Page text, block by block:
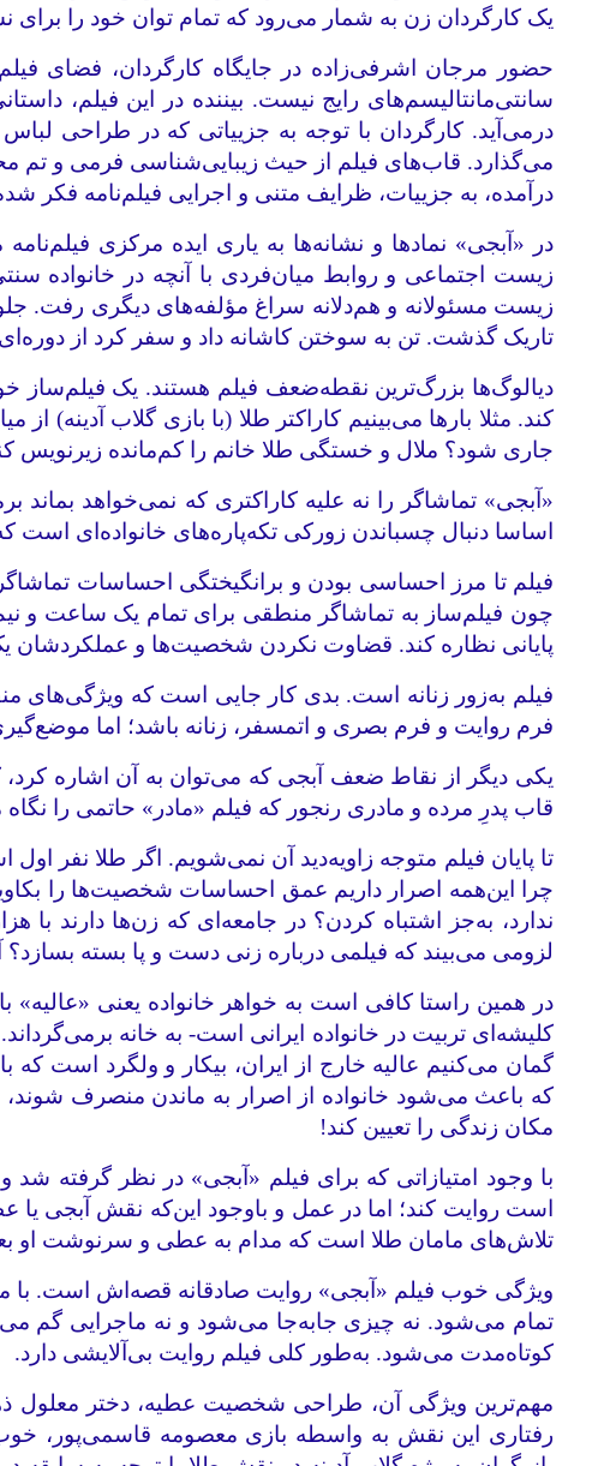
یک کارگردان زن به شمار می‌رود که تمام توان خود را برای
حضور مرجان اشرفی‌زاده در جایگاه کارگردان، فضای فیلم
سانتی‌مانتالیسم‌های رایج نیست. بیننده در این فیلم،
درمی‌آید. کارگردان با توجه به جزییاتی که در طراحی
می‌گذارد. قاب‌های فیلم از حیث زیبایی‌شناسی فرمی و تم
درآمده، به جزییات، ظرایف متنی و اجرایی فیلم‌نامه
در «آبجی» نمادها و نشانه‌ها به یاری ایده‌ مرکزی
زیست اجتماعی و روابط میان‌فردی با آنچه در خانواده‌
زیست مسئولانه و هم‌دلانه سراغ مؤلفه‌های دیگری رفت.
تاریک گذشت. تن به سوختن کاشانه داد و سفر کرد از
دیالوگ‌‌ها بزرگ‌ترین نقطه‌ضعف فیلم هستند. یک فیلم‌ساز
کند. مثلا بارها می‌بینیم کاراکتر طلا (با بازی گلاب
جاری شود؟ ملال و خستگی طلا خانم را کم‌مانده زیرنویس
«آبجی» تماشاگر را نه علیه کاراکتری که نمی‌خواهد
اساسا دنبال چسباندن زورکی تکه‌پاره‌های خانواده‌ای است
فیلم تا مرز احساسی بودن و برانگیختگی احساسات
چون فیلم‌ساز به تماشاگر منطقی برای تمام یک ساعت و
پایانی نظاره کند. قضاوت نکردن شخصیت‌ها و عملکردشان
فیلم به‌زور زنانه است. بدی کار جایی است که ویژگی‌های
فرم روایت و فرم بصری و اتمسفر، زنانه باشد؛ اما
یکی دیگر از نقاط ضعف آبجی که می‌توان به آن اشاره
قاب پدرِ مرده و مادری رنجور که فیلم «مادر» حاتمی را
تا پایان فیلم متوجه زاویه‌دید آن نمی‌شویم. اگر طلا نفر
چرا این‌همه اصرار داریم عمق احساسات شخصیت‌ها را
ندارد، به‌جز اشتباه کردن؟ در جامعه‌ای که زن‌ها دارند
لزومی می‌بیند که فیلمی درباره زنی دست و پا بسته بسازد؟
در همین راستا کافی است به خواهر خانواده یعنی «عالیه»
کلیشه‌ای تربیت در خانواده ایرانی است- به خانه
گمان می‌کنیم عالیه خارج از ایران، بیکار و ولگرد است
که باعث می‌شود خانواده از اصرار به ماندن منصرف
مکان زندگی را تعیین کند!
با وجود امتیازاتی که برای فیلم «آبجی» در نظر گرفته شد و
است روایت کند؛ اما در عمل و باوجود این‌که نقش آبجی
تلاش‌های مامان طلا است که مدام به عطی و سرنوشت او
ویژگی خوب فیلم «آبجی» روایت صادقانه قصه‌اش است. با
تمام می‌شود. نه چیزی جا‌به‌جا می‌شود و نه ماجرایی گم
کوتاه‌مدت می‌شود. به‌طور کلی فیلم روایت بی‌آلایشی دارد.
مهم‌ترین ویژگی آن، طراحی شخصیت عطیه، دختر معلول
رفتاری‌ این نقش به واسطه بازی معصومه قاسمی‌پور، خوب